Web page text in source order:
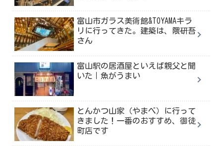
富山市ガラス美術館&TOYAMAキラ
リに行ってきた。建築は、隈研吾
さん
富山駅の居酒屋といえば親父と聞
いた｜魚がうまい
とんかつ山家（やまべ）に行って
きました！一番のおすすめ、御徒
町店です